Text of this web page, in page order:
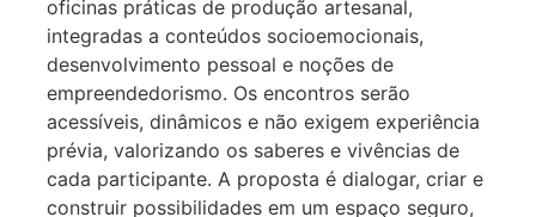
oficinas práticas de produção artesanal,
integradas a conteúdos socioemocionais,
desenvolvimento pessoal e noções de
empreendedorismo. Os encontros serão
acessíveis, dinâmicos e não exigem experiência
prévia, valorizando os saberes e vivências de
cada participante. A proposta é dialogar, criar e
construir possibilidades em um espaço seguro,